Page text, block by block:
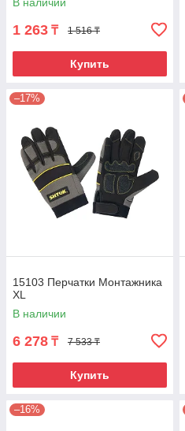
В наличии
1 263 ₸ 1 516 ₸
Купить
–17%
15103 Перчатки Монтажника
XL
В наличии
6 278 ₸ 7 533 ₸
Купить
–16%